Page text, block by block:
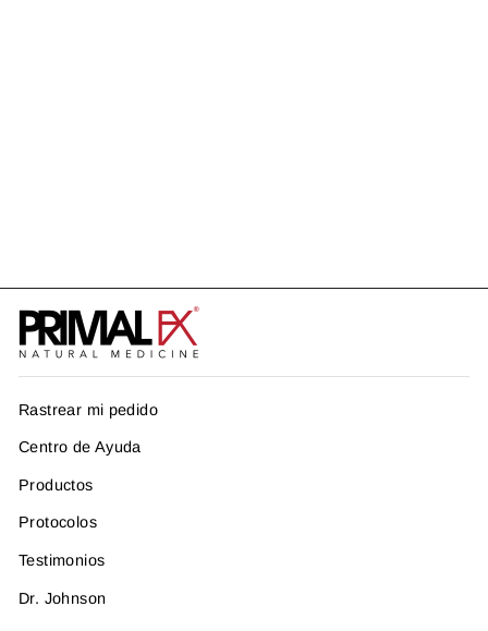
Rastrear mi pedido
Centro de Ayuda
Productos
Protocolos
Testimonios
Dr. Johnson